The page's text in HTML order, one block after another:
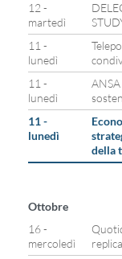
12 -
martedì
11 -
lunedì
11 -
lunedì
11 -
lunedì
della
Ottobre
16 -
mercoledì